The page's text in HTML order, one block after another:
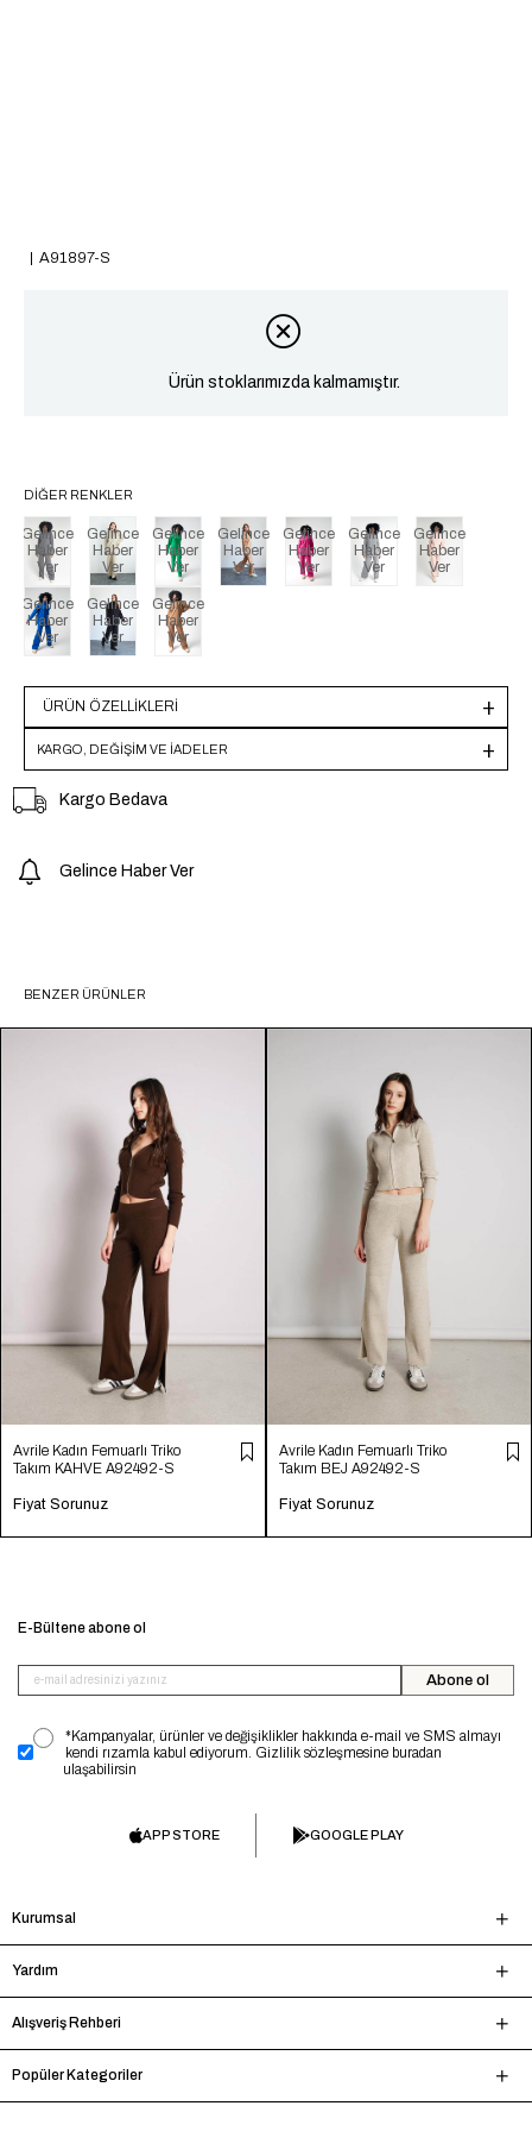
A91897-S
Ürün stoklarımızda kalmamıştır.
DIĞER RENKLER
Gelince
Haber
Ver
Gelince
Haber
Ver
Gelince
Haber
Ver
Gelince
Haber
Ver
Gelince
Haber
Ver
Gelince
Haber
Ver
Gelince
Haber
Ver
Gelince
Haber
Ver
Gelince
Haber
Ver
Gelince
Haber
Ver
ÜRÜN ÖZELLIKLERI
KARGO, DEĞİŞİM VE İADELER
Kargo Bedava
Gelince Haber Ver
BENZER ÜRÜNLER
Avrile Kadın Femuarlı Triko
Takım KAHVE A92492-S
Fiyat Sorunuz
Avrile Kadın Femuarlı Triko
Takım BEJ A92492-S
Fiyat Sorunuz
E-Bültene abone ol
Abone ol
*Kampanyalar, ürünler ve değişiklikler hakkında e-mail ve SMS almayı
kendi rızamla kabul ediyorum. Gizlilik sözleşmesine buradan
ulaşabilirsin
APP STORE GOOGLE PLAY
Kurumsal
Yardım
Alışveriş Rehberi
Popüler Kategoriler